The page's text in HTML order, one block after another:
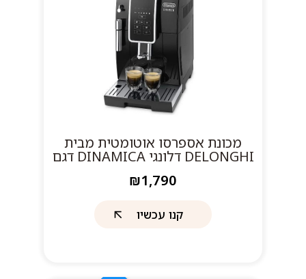
מכונת אספרסו אוטומטית מבית
DELONGHI דלונגי DINAMICA דגם
₪1,790
קנו עכשיו